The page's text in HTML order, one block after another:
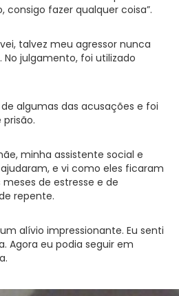
consigo fazer qualquer coisa”.
talvez meu agressor nunca
julgamento, foi utilizado
algumas das acusações e foi
prisão.
minha assistente social e
e vi como eles ficaram
de estresse e de
repente.
alívio impressionante. Eu senti
Agora eu podia seguir em